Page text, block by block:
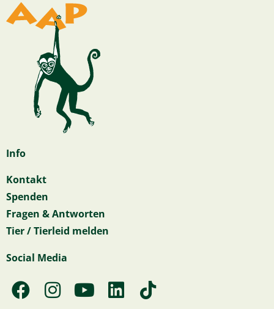
Info
Kontakt
Spenden
Fragen & Antworten
Tier / Tierleid melden
Social Media
F
a
I
n
Y
o
L
i
T
i